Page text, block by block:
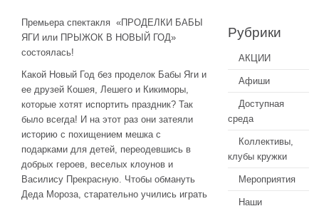
Премьера спектакля «ПРОДЕЛКИ БАБЫ
ЯГИ или ПРЫЖОК В НОВЫЙ ГОД»
состоялась!
Какой Новый Год без проделок Бабы Яги и
ее друзей Кошея, Лешего и Кикиморы,
которые хотят испортить праздник? Так
было всегда! И на этот раз они затеяли
историю с похищением мешка с
подарками для детей, переодевшись в
добрых героев, веселых клоунов и
Василису Прекрасную. Чтобы обмануть
Деда Мороза, старательно учились играть
Рубрики
АКЦИИ
Афиши
Доступная
среда
Коллективы,
клубы кружки
Мероприятия
Наши